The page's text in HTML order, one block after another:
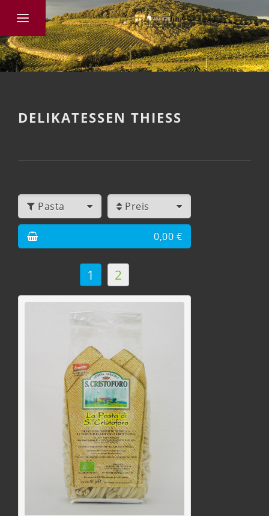
DELIKATESSEN THIESS
Pasta Preis
0,00 €
1 2